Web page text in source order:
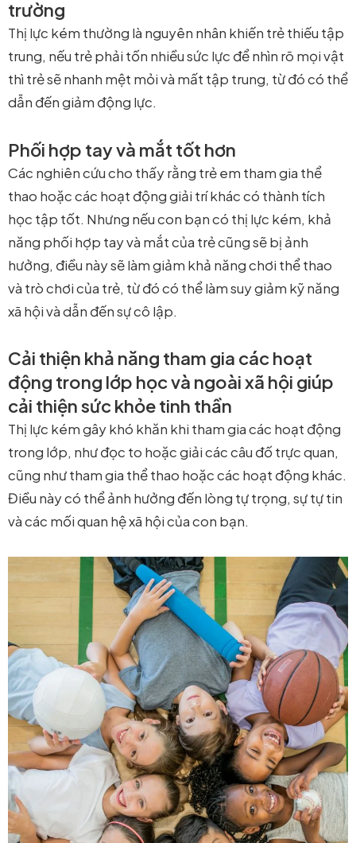
trường
Thị lực kém thường là nguyên nhân khiến trẻ thiếu tập
trung, nếu trẻ phải tốn nhiều sức lực để nhìn rõ mọi vật
thì trẻ sẽ nhanh mệt mỏi và mất tập trung, từ đó có thể
dẫn đến giảm động lực.
Phối hợp tay và mắt tốt hơn
Các nghiên cứu cho thấy rằng trẻ em tham gia thể
thao hoặc các hoạt động giải trí khác có thành tích
học tập tốt. Nhưng nếu con bạn có thị lực kém, khả
năng phối hợp tay và mắt của trẻ cũng sẽ bị ảnh
hưởng, điều này sẽ làm giảm khả năng chơi thể thao
và trò chơi của trẻ, từ đó có thể làm suy giảm kỹ năng
xã hội và dẫn đến sự cô lập.
Cải thiện khả năng tham gia các hoạt
động trong lớp học và ngoài xã hội giúp
cải thiện sức khỏe tinh thần
Thị lực kém gây khó khăn khi tham gia các hoạt động
trong lớp, như đọc to hoặc giải các câu đố trực quan,
cũng như tham gia thể thao hoặc các hoạt động khác.
Điều này có thể ảnh hưởng đến lòng tự trọng, sự tự tin
và các mối quan hệ xã hội của con bạn.